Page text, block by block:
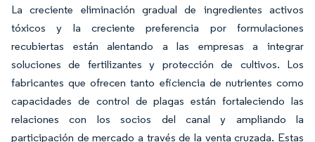
La creciente eliminación gradual de ingredientes activos
tóxicos y la creciente preferencia por formulaciones
recubiertas están alentando a las empresas a integrar
soluciones de fertilizantes y protección de cultivos. Los
fabricantes que ofrecen tanto eficiencia de nutrientes como
capacidades de control de plagas están fortaleciendo las
relaciones con los socios del canal y ampliando la
participación de mercado a través de la venta cruzada. Estas